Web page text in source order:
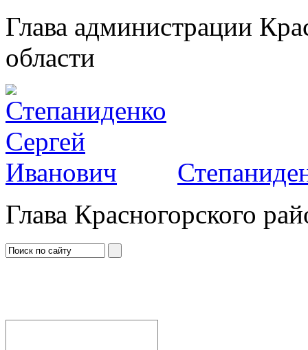
Глава администрации
области
Глава Красногорского